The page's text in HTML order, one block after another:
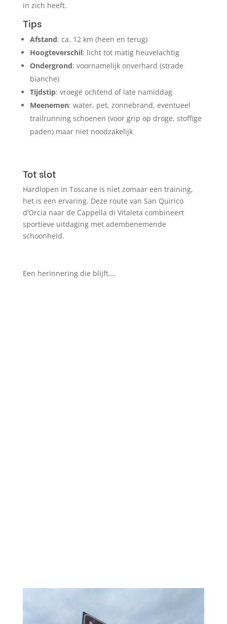
in zich heeft.
Tips
Afstand: ca. 12 km (heen en terug)
Hoogteverschil: licht tot matig heuvelachtig
Ondergrond: voornamelijk onverhard (strade
bianche)
Tijdstip: vroege ochtend of late namiddag
Meenemen: water, pet, zonnebrand, eventueel
trailrunning schoenen (voor grip op droge, stoffige
paden) maar niet noodzakelijk
Tot slot
Hardlopen in Toscane is niet zomaar een training,
het is een ervaring. Deze route van San Quirico
d’Orcia naar de Cappella di Vitaleta combineert
sportieve uitdaging met adembenemende
schoonheid.
Een herinnering die blijft….